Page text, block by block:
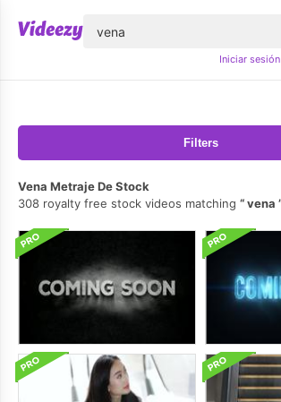
Iniciar sesión
Filters
Vena Metraje De Stock
308 royalty free stock videos matching
vena